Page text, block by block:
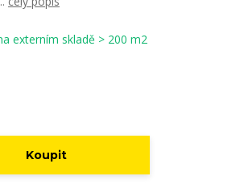
externím skladě > 200 m2
Koupit